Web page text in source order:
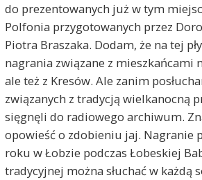
do prezentowanych już w tym
Polfonia przygotowanych przez
Piotra Braszaka. Dodam, że na tej
nagrania związane z mieszkańcami
ale też z Kresów. Ale zanim
związanych z tradycją wielkanocną
sięgnęli do radiowego archiwum.
opowieść o zdobieniu jaj. Nagranie
roku w Łobzie podczas Łobeskiej
tradycyjnej można słuchać w każdą